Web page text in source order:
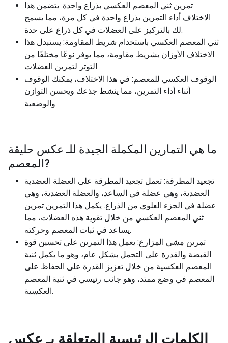
تمرين ثني المعصم العكسي بذراع واحدة: يتضمن هذا
الاختلاف أداء التمرين بذراع واحدة في كل مرة، مما يسمح
لك بالتركيز على العضلات في كل ذراع على حدة.
ثني المعصم العكسي باستخدام شريط المقاومة: يستبدل هذا
الاختلاف الأوزان بشريط مقاومة، مما يوفر نوعًا مختلفًا من
التوتر لتمرين العضلات.
الوقوف العكسي للمعصم: في هذا الاختلاف، يمكنك الوقوف
أثناء أداء التمرين، مما ينشط جذعك ويحسن التوازن
والوضعية.
ما هي التمارين المكملة الجيدة للـ عكس حليقة
المعصم?
تجعيد المطرقة: تعمل تجعيد المطرقة على العضلة العضدية
العضدية، وهي عضلة في الساعد، والعضلة العضدية، وهي
عضلة في الجزء العلوي من الذراع. يكمل هذا التمرين تمرين
ثني المعصم العكسي من خلال تقوية هذه العضلات، مما
يساعد في ثبات المعصم وحركته.
تمرين مشي المزارع: يعمل هذا التمرين على تحسين قوة
القبضة والقدرة على التحمل بشكل عام، وهو ما يكمل ثنية
المعصم العكسية من خلال تعزيز القدرة على الحفاظ على
المعصم في وضع ممتد، وهو جانب رئيسي في ثنية المعصم
العكسية.
الكلمات الرئيسية المتعلقة بـ عكس